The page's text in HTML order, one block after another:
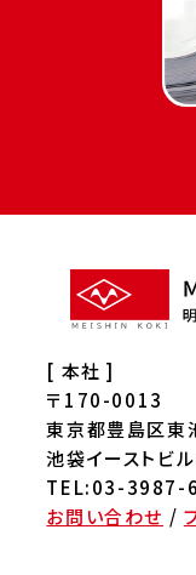
[ 本社 ]
〒170-0013
東京都豊島区
池袋イーストビ
TEL:03-
お問い合わせ /